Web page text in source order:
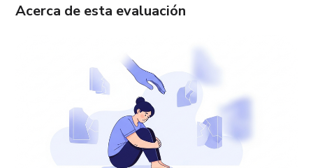
Acerca de esta evaluación